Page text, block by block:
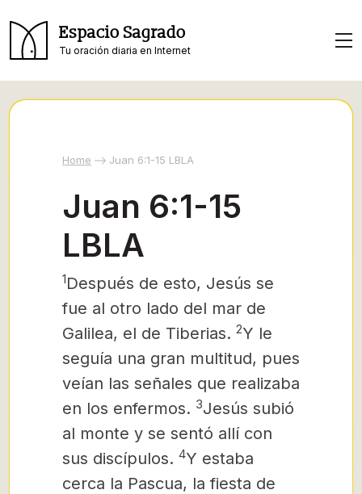
Espacio Sagrado
Tu oración diaria en Internet
Home Juan 6:1-15 LBLA
Juan 6:1-15
LBLA
1Después de esto, Jesús se
fue al otro lado del mar de
Galilea, el de Tiberias. 2Y le
seguía una gran multitud, pues
veían las señales que realizaba
en los enfermos. 3Jesús subió
al monte y se sentó allí con
sus discípulos. 4Y estaba
cerca la Pascua, la fiesta de